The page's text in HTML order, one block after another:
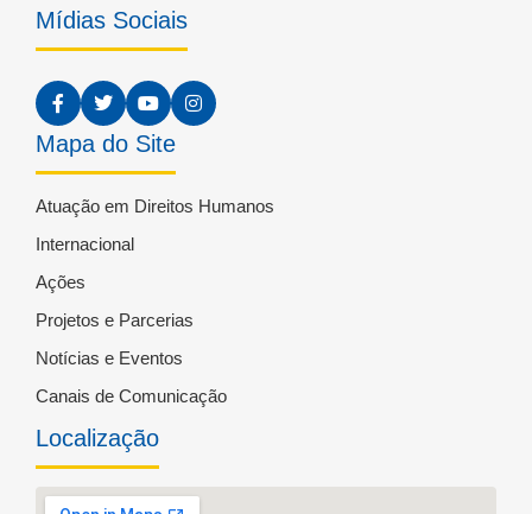
Mídias Sociais
Mapa do Site
Atuação em Direitos Humanos
Internacional
Ações
Projetos e Parcerias
Notícias e Eventos
Canais de Comunicação
Localização